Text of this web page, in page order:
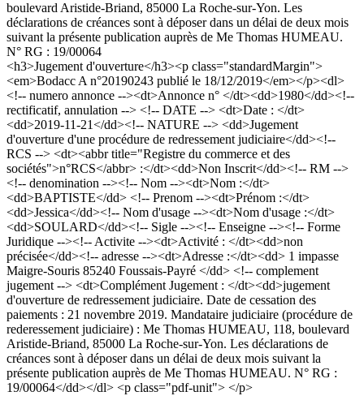
boulevard Aristide-Briand, 85000 La Roche-sur-Yon. Les
déclarations de créances sont à déposer dans un délai de deux mois
suivant la présente publication auprès de Me Thomas HUMEAU.
N° RG : 19/00064
<h3>Jugement d'ouverture</h3><p class="standardMargin">
<em>Bodacc A n°20190243 publié le 18/12/2019</em></p><dl>
<!-- numero annonce --><dt>Annonce n° </dt><dd>1980</dd><!--
rectificatif, annulation --> <!-- DATE --> <dt>Date : </dt>
<dd>2019-11-21</dd><!-- NATURE --> <dd>Jugement
d'ouverture d'une procédure de redressement judiciaire</dd><!--
RCS --> <dt><abbr title="Registre du commerce et des
sociétés">n°RCS</abbr> :</dt><dd>Non Inscrit</dd><!-- RM -->
<!-- denomination --><!-- Nom --><dt>Nom :</dt>
<dd>BAPTISTE</dd> <!-- Prenom --><dt>Prénom :</dt>
<dd>Jessica</dd><!-- Nom d'usage --><dt>Nom d'usage :</dt>
<dd>SOULARD</dd><!-- Sigle --><!-- Enseigne --><!-- Forme
Juridique --><!-- Activite --><dt>Activité : </dt><dd>non
précisée</dd><!-- adresse --><dt>Adresse :</dt><dd> 1 impasse
Maigre-Souris 85240 Foussais-Payré </dd> <!-- complement
jugement --> <dt>Complément Jugement : </dt><dd>jugement
d'ouverture de redressement judiciaire. Date de cessation des
paiements : 21 novembre 2019. Mandataire judiciaire (procédure de
rederessement judiciaire) : Me Thomas HUMEAU, 118, boulevard
Aristide-Briand, 85000 La Roche-sur-Yon. Les déclarations de
créances sont à déposer dans un délai de deux mois suivant la
présente publication auprès de Me Thomas HUMEAU. N° RG :
19/00064</dd></dl> <p class="pdf-unit"> </p>